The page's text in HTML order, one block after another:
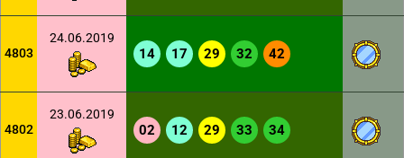
4803
24.06.2019
14 17 29 32 42
4802
23.06.2019
02 12 29 33 34